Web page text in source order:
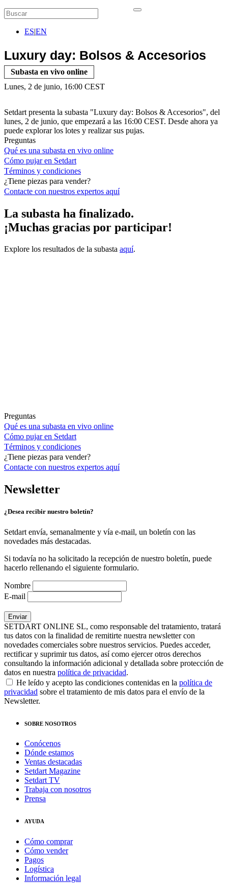
ES|EN
Luxury day: Bolsos & Accesorios
Subasta en vivo online
Lunes, 2 de junio, 16:00 CEST
Setdart presenta la subasta "Luxury day: Bolsos & Accesorios", del
lunes, 2 de junio, que empezará a las 16:00 CEST. Desde ahora ya
puede explorar los lotes y realizar sus pujas.
Preguntas
Qué es una subasta en vivo online
Cómo pujar en Setdart
Términos y condiciones
¿Tiene piezas para vender?
Contacte con nuestros expertos aquí
La subasta ha finalizado.
¡Muchas gracias por participar!
Explore los resultados de la subasta aquí.
Preguntas
Qué es una subasta en vivo online
Cómo pujar en Setdart
Términos y condiciones
¿Tiene piezas para vender?
Contacte con nuestros expertos aquí
Newsletter
¿Desea recibir nuestro boletín?
Setdart envía, semanalmente y vía e-mail, un boletín con las
novedades más destacadas.
Si todavía no ha solicitado la recepción de nuestro boletín, puede
hacerlo rellenando el siguiente formulario.
Nombre
E-mail
SETDART ONLINE SL, como responsable del tratamiento, tratará
tus datos con la finalidad de remitirte nuestra newsletter con
novedades comerciales sobre nuestros servicios. Puedes acceder,
rectificar y suprimir tus datos, así como ejercer otros derechos
consultando la información adicional y detallada sobre protección de
datos en nuestra política de privacidad.
He leído y acepto las condiciones contenidas en la política de
privacidad sobre el tratamiento de mis datos para el envío de la
Newsletter.
SOBRE NOSOTROS
Conócenos
Dónde estamos
Ventas destacadas
Setdart Magazine
Setdart TV
Trabaja con nosotros
Prensa
AYUDA
Cómo comprar
Cómo vender
Pagos
Logística
Información legal